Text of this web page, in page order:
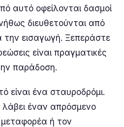
αυτό οφείλονται δασμοί
διευθετούνται από
εισαγωγή. Ξεπεράστε
είναι πραγματικές
παράδοση.
είναι ένα σταυροδρόμι.
έναν απρόσμενο
ή τον